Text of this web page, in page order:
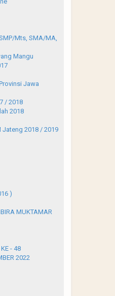
Mts, SMA/MA,
Mangu
Jawa
/ 2018
2018
Jateng 2018 / 2019
)
MUKTAMAR
- 48
2022